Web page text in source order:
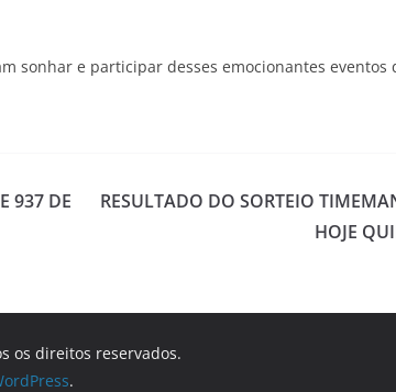
sonhar e participar desses emocionantes eventos
937 DE
RESULTADO DO SORTEIO
HOJE
os direitos reservados.
.